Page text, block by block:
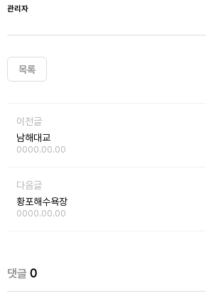
관리자
목록
이전글
남해대교
0000.00.00
다음글
황포해수욕장
0000.00.00
댓글 0